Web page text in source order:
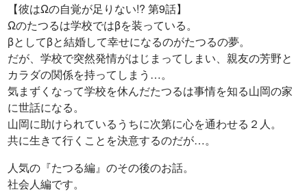
【彼はΩの自覚が足りない!? 第9話】
Ωのたつるは学校ではβを装っている。
βとしてβと結婚して幸せになるのがたつるの夢。
だが、学校で突然発情がはじまってしまい、親友の芳野と
カラダの関係を持ってしまう…。
気まずくなって学校を休んだたつるは事情を知る山岡の家
に世話になる。
山岡に助けられているうちに次第に心を通わせる２人。
共に生きて行くことを決意するのだが…。
人気の『たつる編』のその後のお話。
社会人編です。